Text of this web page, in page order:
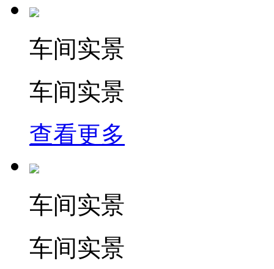
车间实景
车间实景
查看更多
车间实景
车间实景